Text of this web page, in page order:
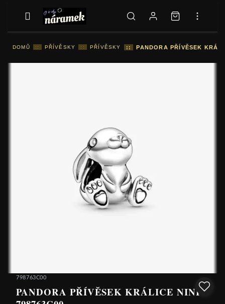
DOMŮ :: PŘÍVĚSKY :: PŘÍVĚSKY :: PANDORA PŘÍVĚSEK
798763C00
PANDORA PŘÍVĚSEK KRÁLICE NINI